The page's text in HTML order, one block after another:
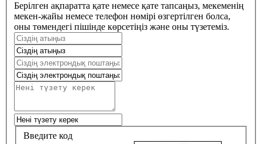
Берілген ақпаратта қате немесе қате тапсаңыз, мекеменің
мекен-жайы немесе телефон нөмірі өзгертілген болса,
оны төмендегі пішінде көрсетіңіз және оны түзетеміз.
Введите код